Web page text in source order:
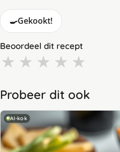
🍳Gekookt!
Beoordeel dit recept
★ ★ ★ ★ ★
Probeer dit ook
AI-kok